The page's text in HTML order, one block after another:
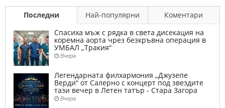
Последни Най-популярни
Коментари
Спасиха мъж с рядка в света дисекация на
коремна аорта чрез безкръвна операция в
УМБАЛ „Тракия“
Вчера
Легендарната филхармония „Джузепе
Верди“ от Салерно с концерт под звездите
тази вечер в Летен татър - Стара Загора
Вчера